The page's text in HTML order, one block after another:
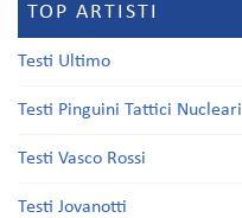
TOP ARTISTI
Testi Ultimo
Testi Pinguini Tattici Nucleari
Testi Vasco Rossi
Testi Jovanotti